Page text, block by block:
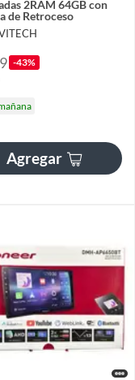
2RAM 64GB con
de Retroceso
-43%
Agregar